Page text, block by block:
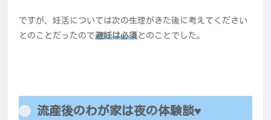
ですが、妊活については次の生理がきた後に考えてください
とのことだったので避妊は必須とのことでした。
流産後のわが家は夜の体験談♥